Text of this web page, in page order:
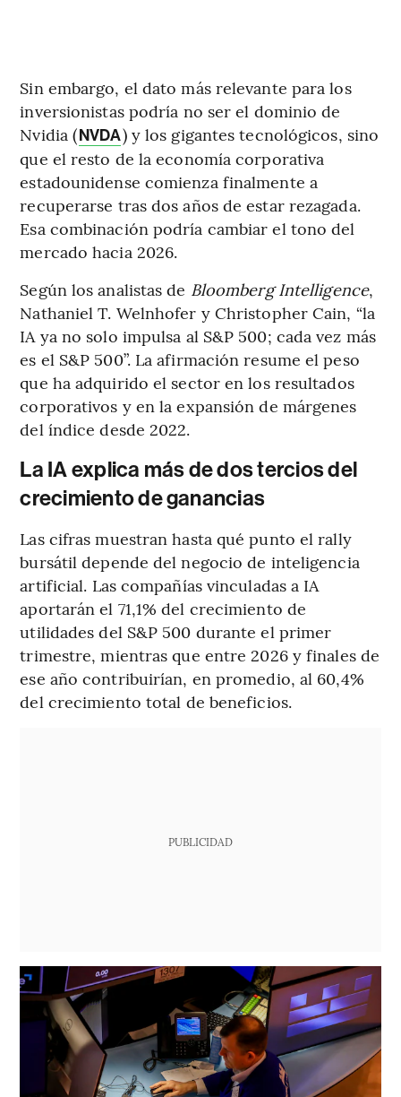
Sin embargo, el dato más relevante para los
inversionistas podría no ser el dominio de
Nvidia (NVDA) y los gigantes tecnológicos, sino
que el resto de la economía corporativa
estadounidense comienza finalmente a
recuperarse tras dos años de estar rezagada.
Esa combinación podría cambiar el tono del
mercado hacia 2026.
Según los analistas de Bloomberg Intelligence,
Nathaniel T. Welnhofer y Christopher Cain, “la
IA ya no solo impulsa al S&P 500; cada vez más
es el S&P 500”. La afirmación resume el peso
que ha adquirido el sector en los resultados
corporativos y en la expansión de márgenes
del índice desde 2022.
La IA explica más de dos tercios del
crecimiento de ganancias
Las cifras muestran hasta qué punto el rally
bursátil depende del negocio de inteligencia
artificial. Las compañías vinculadas a IA
aportarán el 71,1% del crecimiento de
utilidades del S&P 500 durante el primer
trimestre, mientras que entre 2026 y finales de
ese año contribuirían, en promedio, al 60,4%
del crecimiento total de beneficios.
PUBLICIDAD